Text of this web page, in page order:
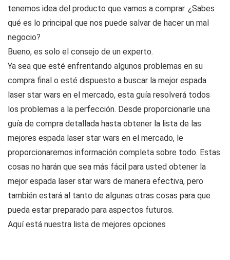
tenemos idea del producto que vamos a comprar. ¿Sabes
qué es lo principal que nos puede salvar de hacer un mal
negocio?
Bueno, es solo el consejo de un experto.
Ya sea que esté enfrentando algunos problemas en su
compra final o esté dispuesto a buscar la mejor espada
laser star wars en el mercado, esta guía resolverá todos
los problemas a la perfección. Desde proporcionarle una
guía de compra detallada hasta obtener la lista de las
mejores espada laser star wars en el mercado, le
proporcionaremos información completa sobre todo. Estas
cosas no harán que sea más fácil para usted obtener la
mejor espada laser star wars de manera efectiva, pero
también estará al tanto de algunas otras cosas para que
pueda estar preparado para aspectos futuros.
Aquí está nuestra lista de mejores opciones